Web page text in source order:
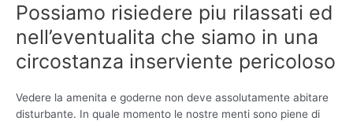
Possiamo risiedere piu rilassati ed
nell’eventualita che siamo in una
circostanza inserviente pericoloso
Vedere la amenita e goderne non deve assolutamente abitare
disturbante. In quale momento le nostre menti sono piene di